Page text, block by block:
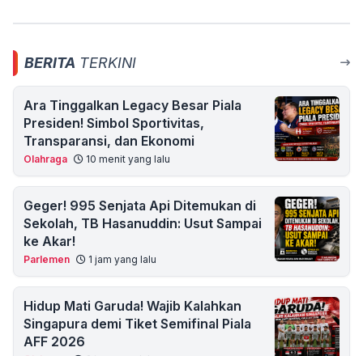
BERITA TERKINI
Ara Tinggalkan Legacy Besar Piala
Presiden! Simbol Sportivitas,
Transparansi, dan Ekonomi
Olahraga 10 menit yang lalu
Geger! 995 Senjata Api Ditemukan di
Sekolah, TB Hasanuddin: Usut Sampai
ke Akar!
Parlemen 1 jam yang lalu
Hidup Mati Garuda! Wajib Kalahkan
Singapura demi Tiket Semifinal Piala
AFF 2026